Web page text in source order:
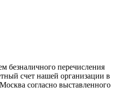
безналичного перечисления
счет нашей организации в
согласно выставленного